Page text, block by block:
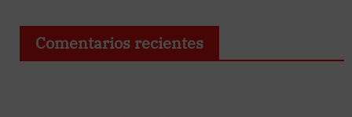
Comentarios recientes